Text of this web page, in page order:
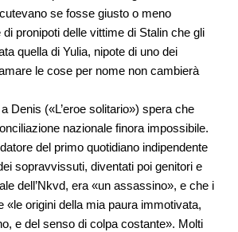
se fosse giusto o meno
pronipoti delle vittime di Stalin che gli
quella di Yulia, nipote di uno dei
le cose per nome non cambierà
Denis («L’eroe solitario») spera che
nazionale finora impossibile.
del primo quotidiano indipendente
sopravvissuti, diventati poi genitori e
dell’Nkvd, era «un assassino», e che i
origini della mia paura immotivata,
e del senso di colpa costante». Molti